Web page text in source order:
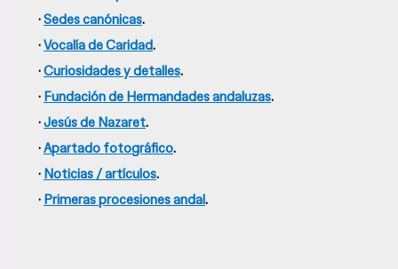
·Sedes canónicas.
·Vocalía de Caridad.
·Curiosidades y detalles.
· Fundación de Hermandades andaluzas.
·Jesús de Nazaret.
·Apartado fotográfico.
· Noticias / artículos.
· Primeras procesiones andal.